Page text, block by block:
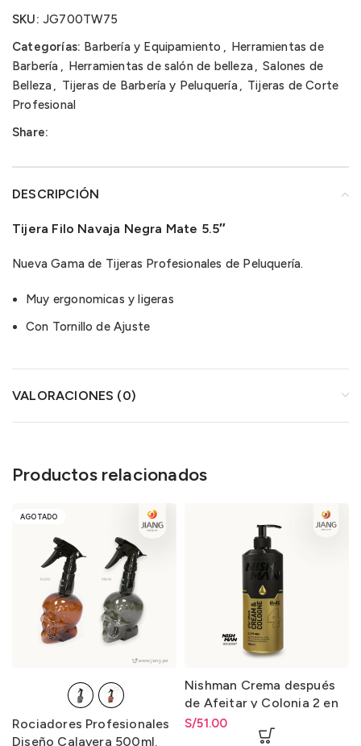
SKU: JG700TW75
Categorías: Barbería y Equipamiento , Herramientas de
Barbería , Herramientas de salón de belleza, Salones de
Belleza, Tijeras de Barbería y Peluquería, Tijeras de Corte
Profesional
Share:
DESCRIPCIÓN
Tijera Filo Navaja Negra Mate 5.5″
Nueva Gama de Tijeras Profesionales de Peluquería.
Muy ergonomicas y ligeras
Con Tornillo de Ajuste
VALORACIONES (0)
Productos relacionados
AGOTADO
Rociadores Profesionales
Diseño Calavera 500ml.
Nishman Crema después
de Afeitar y Colonia 2 en
1-4 / After Shave Cream &
Cologne 2 in 1-4 400ml.
S/51.00